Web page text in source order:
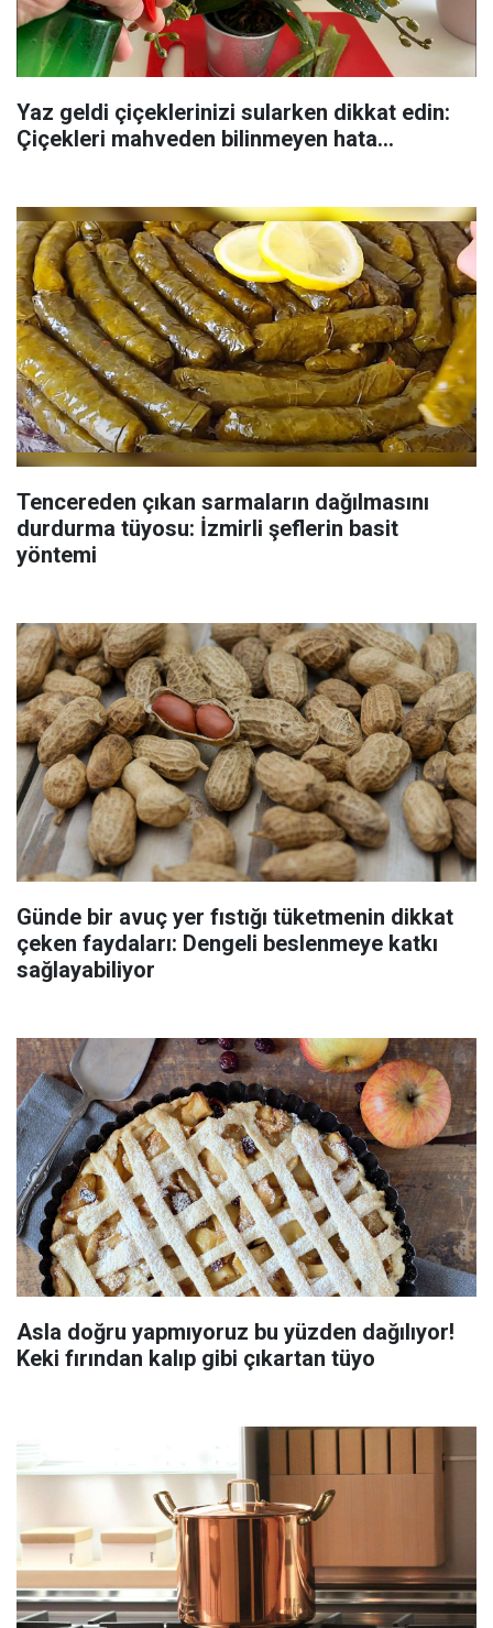
Yaz geldi çiçeklerinizi sularken dikkat edin:
Çiçekleri mahveden bilinmeyen hata...
Tencereden çıkan sarmaların dağılmasını
durdurma tüyosu: İzmirli şeflerin basit
yöntemi
Günde bir avuç yer fıstığı tüketmenin dikkat
çeken faydaları: Dengeli beslenmeye katkı
sağlayabiliyor
Asla doğru yapmıyoruz bu yüzden dağılıyor!
Keki fırından kalıp gibi çıkartan tüyo